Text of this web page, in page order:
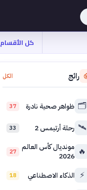
كل الأقسام
رائج الكل
🗂️ ظواهر صحية نادرة 37
🛰️ رحلة أرتيمس 2 33
🔥 مونديال كأس العالم
2026
27
⚡ الذكاء الاصطناعي 18